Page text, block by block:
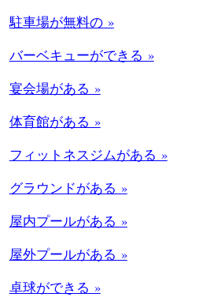
駐車場が無料の »
バーベキューができる »
宴会場がある »
体育館がある »
フィットネスジムがある »
グラウンドがある »
屋内プールがある »
屋外プールがある »
卓球ができる »